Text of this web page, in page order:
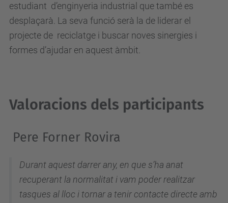
estudiant d’enginyeria industrial que també es
desplaçarà. La seva funció serà la de liderar el
projecte de reciclatge i buscar noves sinergies i
formes d’ajudar en aquest àmbit.
Valoracions dels participants
Pere Forner Rovira
Durant aquest darrer any, en que s’ha anat
recuperant la normalitat i vam poder realitzar
tasques al lloc i tornar a tenir contacte directe amb